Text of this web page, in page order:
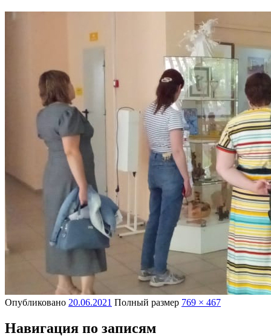
Опубликовано 20.06.2021 Полный размер 769 × 467
Навигация по записям